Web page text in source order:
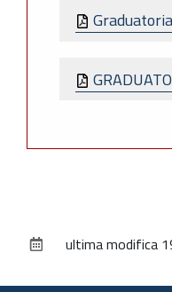
documentoultima modifica